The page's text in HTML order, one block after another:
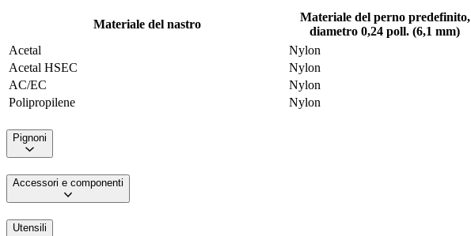
Materiale del nastro
Materiale del perno predefinito,
diametro 0,24 poll. (6,1 mm)
Acetal
Nylon
Acetal HSEC
Nylon
AC/EC
Nylon
Polipropilene
Nylon
Pignoni
Accessori e componenti
Utensili